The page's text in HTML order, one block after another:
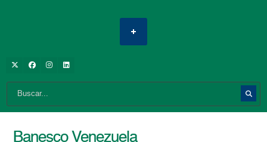
Banesco Venezuela